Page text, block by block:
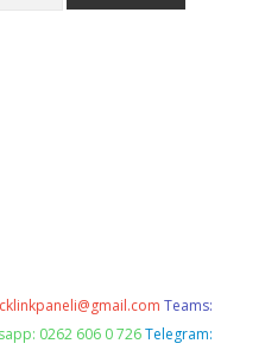
Teams:
0262 606 0 726 Telegram: